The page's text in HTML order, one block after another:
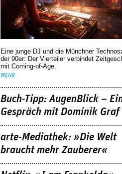
Eine junge DJ und die Münchner
der 90er: Der Vierteiler verbindet
mit Coming-of-Age.
MEHR
Buch-Tipp: AugenBlick –
Gespräch mit Dominik Graf
arte-Mediathek: »Die Welt
braucht mehr Zauberer«